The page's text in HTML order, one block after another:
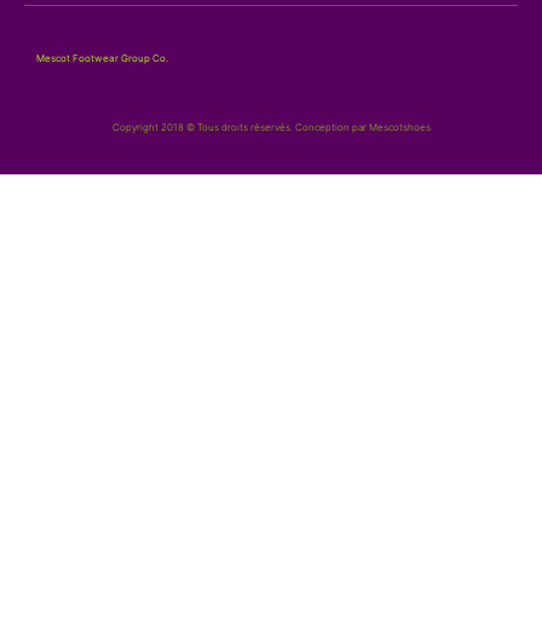
Mescot Footwear Group Co.
Copyright 2018 © Tous droits réservés. Conception par Mescotshoes